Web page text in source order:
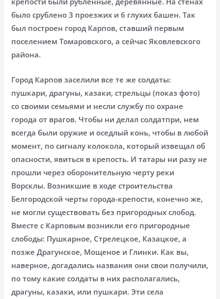
было срублено 3 проезжих и 6 глухих башен. Так
был построен город Карпов, ставший первым
поселением Томаровского, а сейчас Яковлевского
района.
Город Карпов заселили все те же солдаты:
пушкари, драгуны, казаки, стрельцы (показ фото)
со своими семьями и несли службу по охране
города от врагов. Чтобы ни делал солдатпри, нем
всегда были оружие и оседлый конь, чтобы в любой
момент, по сигналу колокола, который извещал об
опасности, явиться в крепость. И татары ни разу не
прошли через оборонительную черту реки
Ворсклы. Возникшие в ходе строительства
Белгородской черты города-крепости, конечно же,
не могли существовать без пригородных слобод.
Вместе с Карповым возникли его пригородные
слободы: Пушкарное, Стрелецкое, Казацкое, а
позже Драгунское, Мощеное и Глинки. Как вы,
наверное, догадались названия они свои получили,
по тому какие солдаты в них располагались,
драгуны, казаки, или пушкари. Эти села